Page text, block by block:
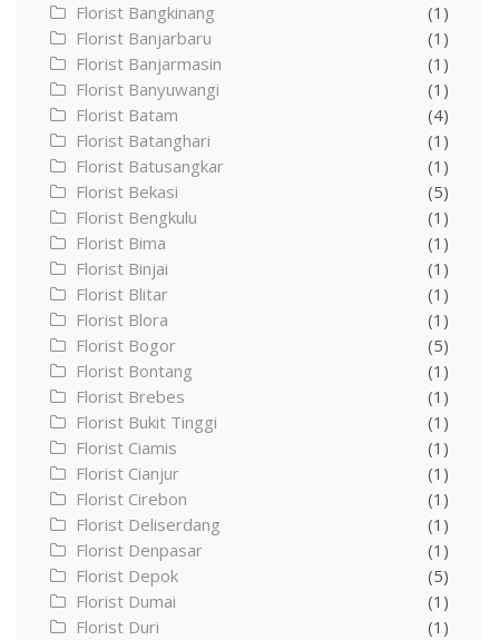
Florist Bangkinang
(1)
Florist Banjarbaru
(1)
Florist Banjarmasin
(1)
Florist Banyuwangi
(1)
Florist Batam
(4)
Florist Batanghari
(1)
Florist Batusangkar
(1)
Florist Bekasi
(5)
Florist Bengkulu
(1)
Florist Bima
(1)
Florist Binjai
(1)
Florist Blitar
(1)
Florist Blora
(1)
Florist Bogor
(5)
Florist Bontang
(1)
Florist Brebes
(1)
Florist Bukit Tinggi
(1)
Florist Ciamis
(1)
Florist Cianjur
(1)
Florist Cirebon
(1)
Florist Deliserdang
(1)
Florist Denpasar
(1)
Florist Depok
(5)
Florist Dumai
(1)
Florist Duri
(1)